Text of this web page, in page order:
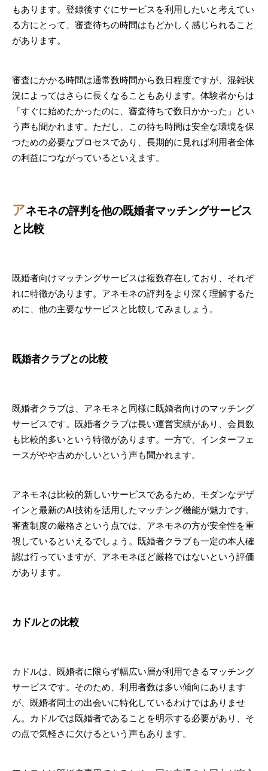
もあります。登録後すぐにサービスを利用したいと考えてい
る方にとって、審査待ちの時間はもどかしく感じられること
があります。
審査にかかる時間は通常数時間から数日程度ですが、混雑状
況によってはさらに長くなることもあります。体験者からは
「すぐに始めたかったのに、審査待ちで数日かかった」とい
う声も聞かれます。ただし、この待ち時間は安全な環境を保
つための必要なプロセスであり、長期的に見れば利用者全体
の利益につながっているといえます。
アネモネの評判を他の既婚者マッチングサービス
と比較
既婚者向けマッチングサービスは複数存在しており、それぞ
れに特徴があります。アネモネの評判をより深く理解するた
めに、他の主要なサービスと比較してみましょう。
既婚者クラブとの比較
既婚者クラブは、アネモネと同様に既婚者向けのマッチング
サービスです。既婚者クラブは長い運営実績があり、会員数
も比較的多いという特徴があります。一方で、インターフェ
ースがやや古めかしいという声も聞かれます。
アネモネは比較的新しいサービスであるため、モダンなデザ
インと最新のAI技術を活用したマッチング機能が魅力です。
審査制度の厳格さという点では、アネモネの方が安全性を重
視しているといえるでしょう。既婚者クラブも一定の本人確
認は行っていますが、アネモネほど厳格ではないという評価
があります。
カドルとの比較
カドルは、既婚者に限らず幅広い層が利用できるマッチング
サービスです。そのため、利用者数は多い傾向にあります
が、既婚者同士の出会いに特化しているわけではありませ
ん。カドルでは既婚者であることを明示する必要があり、そ
の点で気軽さに欠けるという声もあります。